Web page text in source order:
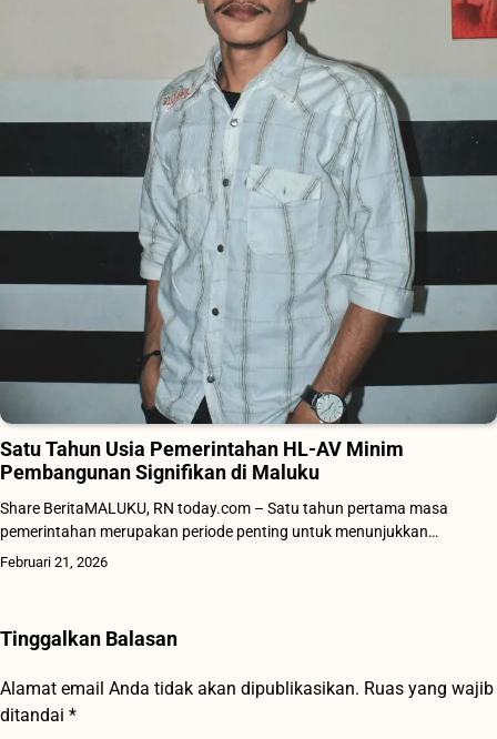
Satu Tahun Usia Pemerintahan HL-AV Minim
Pembangunan Signifikan di Maluku
Share BeritaMALUKU, RN today.com – Satu tahun pertama masa
pemerintahan merupakan periode penting untuk menunjukkan…
Februari 21, 2026
Tinggalkan Balasan
Alamat email Anda tidak akan dipublikasikan. Ruas yang wajib
ditandai *